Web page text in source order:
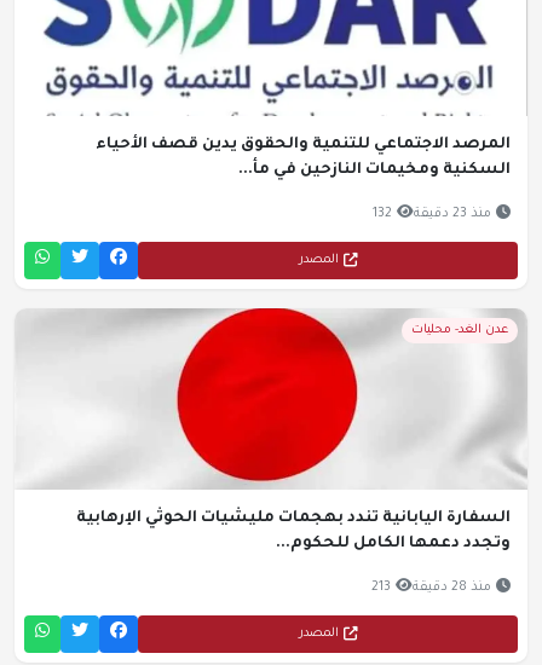
المرصد الاجتماعي للتنمية والحقوق يدين قصف الأحياء
السكنية ومخيمات النازحين في مأ...
منذ 23 دقيقة 132
المصدر
عدن الغد- محليات
السفارة اليابانية تندد بهجمات مليشيات الحوثي الإرهابية
وتجدد دعمها الكامل للحكوم...
منذ 28 دقيقة 213
المصدر